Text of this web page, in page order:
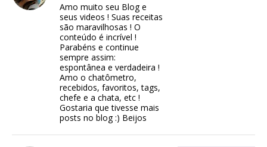
Amo muito seu Blog e
seus videos ! Suas receitas
são maravilhosas ! O
conteúdo é incrível !
Parabéns e continue
sempre assim:
espontânea e verdadeira !
Amo o chatômetro,
recebidos, favoritos, tags,
chefe e a chata, etc !
Gostaria que tivesse mais
posts no blog :) Beijos